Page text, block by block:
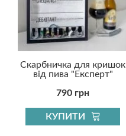
Скарбничка для кришок
від пива "Експерт"
790 грн
КУПИТИ